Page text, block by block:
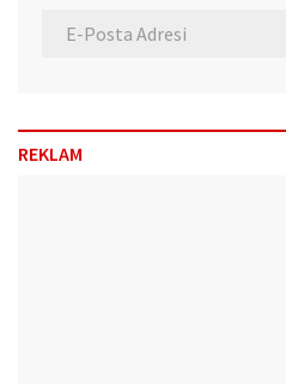
REKLAM